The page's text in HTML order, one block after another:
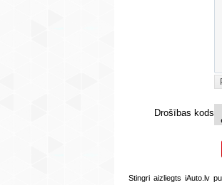
Drošības kods
Stingri aizliegts iAuto.lv